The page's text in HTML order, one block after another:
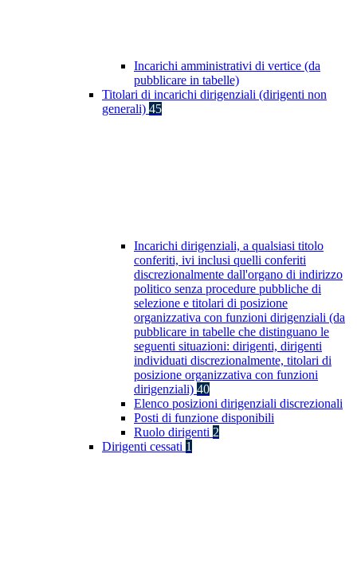
Incarichi amministrativi di vertice (da
pubblicare in tabelle)
Titolari di incarichi dirigenziali (dirigenti non
generali) 45
Incarichi dirigenziali, a qualsiasi titolo
conferiti, ivi inclusi quelli conferiti
discrezionalmente dall'organo di indirizzo
politico senza procedure pubbliche di
selezione e titolari di posizione
organizzativa con funzioni dirigenziali (da
pubblicare in tabelle che distinguano le
seguenti situazioni: dirigenti, dirigenti
individuati discrezionalmente, titolari di
posizione organizzativa con funzioni
dirigenziali) 40
Elenco posizioni dirigenziali discrezionali
Posti di funzione disponibili
Ruolo dirigenti 2
Dirigenti cessati 1